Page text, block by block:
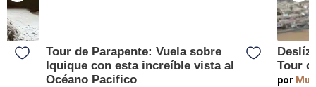
Tour de Parapente: Vuela sobre
Iquique con esta increíble vista al
Océano Pacifico
Tour
por